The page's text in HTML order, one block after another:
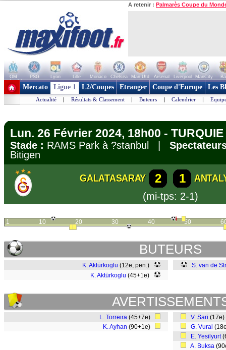
A retenir : Palmarès Coupe du
OM PSG Lyon Lille Monaco Chelsea Man Utd Arsenal Liverpool ManCity
+ de clubs
Mercato Ligue 1 L2/Coupes Etranger Coupe d'Europe Les
Actualité | Résultats & Classement | Buteurs | Calendrier |
Lun. 26 Février 2024, 18h00 -
Stade : RAMS Park à ?stanbul |
Bitigen
GALATASARAY 2 1
(mi-tps: 2-1)
1 10 20 30 40 50
BUTEURS
K. Aktürkoglu (12e, pen.)
K. Aktürkoglu (45+1e)
S. van de
L. Torreira (45+7e)
K. Ayhan (90+1e)
V. Sari
G. Vural
E. Yesilyurt
A. Buksa